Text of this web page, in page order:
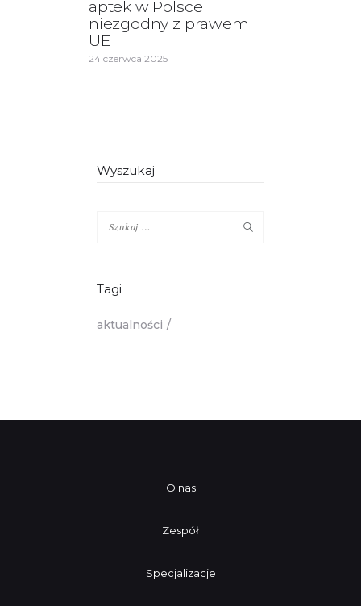
aptek w Polsce
niezgodny z prawem
UE
24 czerwca 2025
Wyszukaj
Szukaj:
Tagi
aktualności
O nas
Zespół
Specjalizacje